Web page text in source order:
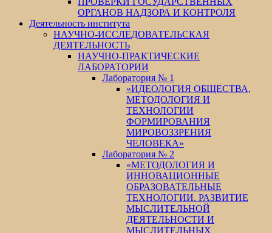
ОРГАНОВ НАДЗОРА И КОНТРОЛЯ
Деятельность института
НАУЧНО-ИССЛЕДОВАТЕЛЬСКАЯ
ДЕЯТЕЛЬНОСТЬ
НАУЧНО-ПРАКТИЧЕСКИЕ
ЛАБОРАТОРИИ
Лаборатория № 1
«ИДЕОЛОГИЯ ОБЩЕСТВА,
МЕТОДОЛОГИЯ И
ТЕХНОЛОГИИ
ФОРМИРОВАНИЯ
МИРОВОЗЗРЕНИЯ
ЧЕЛОВЕКА»
Лаборатория № 2
«МЕТОДОЛОГИЯ И
ИННОВАЦИОННЫЕ
ОБРАЗОВАТЕЛЬНЫЕ
ТЕХНОЛОГИИ. РАЗВИТИЕ
МЫСЛИТЕЛЬНОЙ
ДЕЯТЕЛЬНОСТИ И
МЫСЛИТЕЛЬНЫХ